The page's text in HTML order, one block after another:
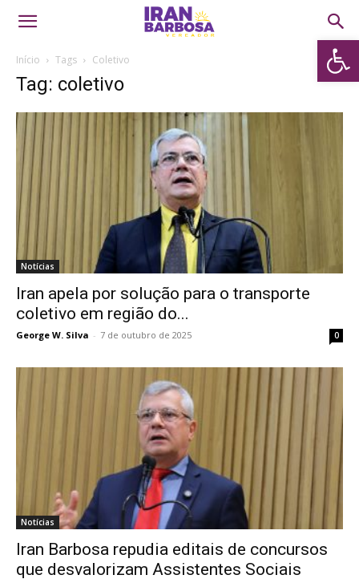
Abrir
Início Tags Coletivo
Tag: coletivo
Notícias
Iran apela por solução para o transporte
coletivo em região do...
George W. Silva - 7 de outubro de 2025 0
Notícias
Iran Barbosa repudia editais de concursos
que desvalorizam Assistentes Sociais